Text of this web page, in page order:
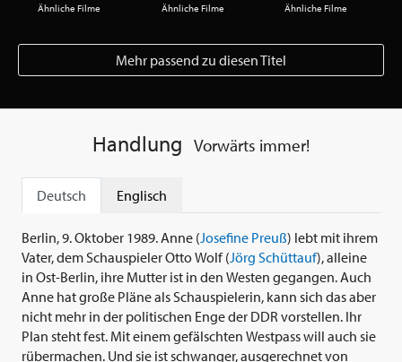
Ähnliche Filme Ähnliche Filme Ähnliche Filme
Mehr passend zu diesen Titel
Handlung Vorwärts immer!
Deutsch Englisch
Berlin, 9. Oktober 1989. Anne (Josefine Preuß) lebt mit ihrem
Vater, dem Schauspieler Otto Wolf (Jörg Schüttauf), alleine
in Ost-Berlin, ihre Mutter ist in den Westen gegangen. Auch
Anne hat große Pläne als Schauspielerin, kann sich das aber
nicht mehr in der politischen Enge der DDR vorstellen. Ihr
Plan steht fest. Mit einem gefälschten Westpass will auch sie
rübermachen. Und sie ist schwanger, ausgerechnet von